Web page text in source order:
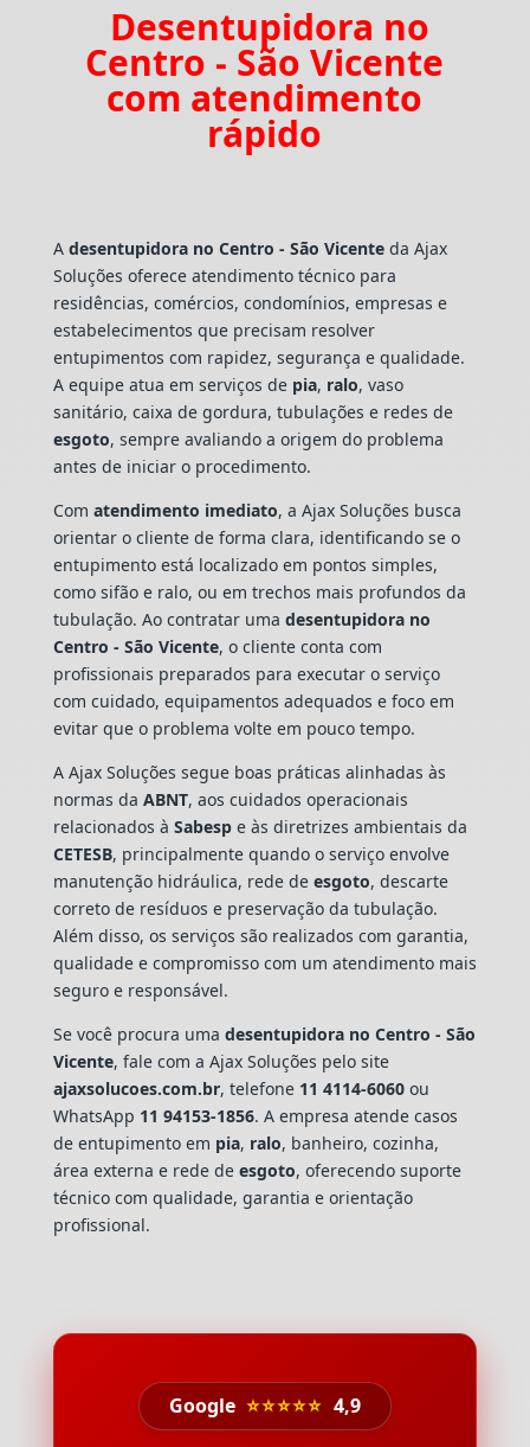
Desentupidora no
Centro - São Vicente
com atendimento
rápido
A desentupidora no Centro - São Vicenteda Ajax
Soluções oferece atendimento técnico para
residências, comércios, condomínios, empresas e
estabelecimentos que precisam resolver
entupimentos com rapidez, segurança e qualidade.
A equipe atua em serviços de pia, ralo, vaso
sanitário, caixa de gordura, tubulações e redes de
esgoto, sempre avaliando a origem do problema
antes de iniciar o procedimento.
Com atendimento imediato, a Ajax Soluções busca
orientar o cliente de forma clara, identificando se o
entupimento está localizado em pontos simples,
como sifão e ralo, ou em trechos mais profundos da
tubulação. Ao contratar uma desentupidora no
Centro - São Vicente, o cliente conta com
profissionais preparados para executar o serviço
com cuidado, equipamentos adequados e foco em
evitar que o problema volte em pouco tempo.
A Ajax Soluções segue boas práticas alinhadas às
normas da ABNT, aos cuidados operacionais
relacionados à Sabespe às diretrizes ambientais da
CETESB, principalmente quando o serviço envolve
manutenção hidráulica, rede de esgoto, descarte
correto de resíduos e preservação da tubulação.
Além disso, os serviços são realizados com garantia,
qualidade e compromisso com um atendimento mais
seguro e responsável.
Se você procura uma desentupidora no Centro - São
Vicente, fale com a Ajax Soluções pelo site
ajaxsolucoes.com.br, telefone 11 4114-6060ou
WhatsApp 11 94153-1856. A empresa atende casos
de entupimento em pia, ralo, banheiro, cozinha,
área externa e rede de esgoto, oferecendo suporte
técnico com qualidade, garantia e orientação
profissional.
Google ⭐⭐⭐⭐⭐ 4,9